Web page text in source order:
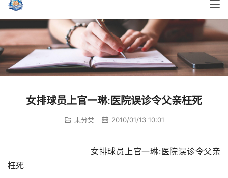
女排球员上官一琳:医院误诊令父亲枉死
未分类 2010/01/13 10:01
枉死